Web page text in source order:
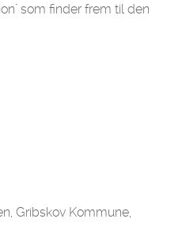
som finder frem til den
Gribskov Kommune,